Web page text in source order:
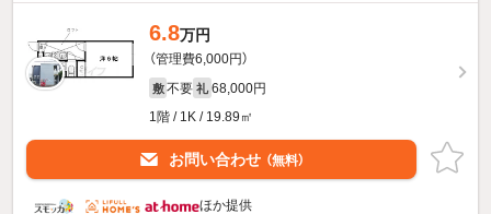
6.8万円
（管理費6,000円）
敷 不要 礼 68,000円
1階 / 1K / 19.89㎡
お問い合わせ （無料）
ほか提供